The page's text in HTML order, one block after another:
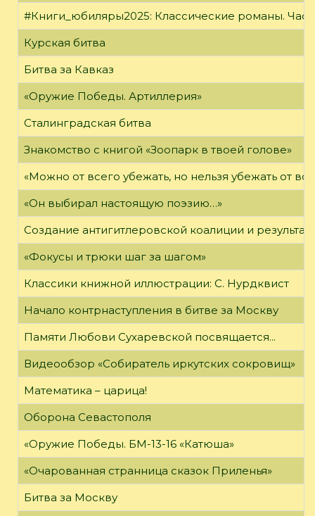
#Книги_юбиляры2025: Классические романы.
Курская битва
Битва за Кавказ
«Оружие Победы. Артиллерия»
Сталинградская битва
Знакомство с книгой «Зоопарк в твоей голове»
«Можно от всего убежать, но нельзя убежать от
«Он выбирал настоящую поэзию…»
Создание антигитлеровской коалиции и
«Фокусы и трюки шаг за шагом»
Классики книжной иллюстрации: С. Нурдквист
Начало контрнаступления в битве за Москву
Памяти Любови Сухаревской посвящается...
Видеообзор «Собиратель иркутских сокровищ»
Математика – царица!
Оборона Севастополя
«Оружие Победы. БМ-13-16 «Катюша»
«Очарованная странница сказок Приленья»
Битва за Москву